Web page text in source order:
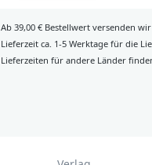
Ab 39,00 € Bestellwert versenden
Lieferzeit ca. 1-5 Werktage für die
Lieferzeiten für andere Länder